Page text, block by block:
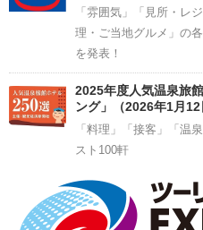
「雰囲気」「見所・レ
理・ご当地グルメ」の
を発表！
2025年度人気温泉旅
ング」（2026年1月12
「料理」「接客」「温
スト100軒